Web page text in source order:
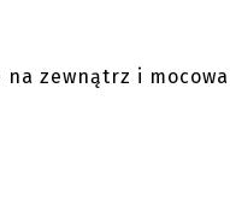
na zewnątrz i